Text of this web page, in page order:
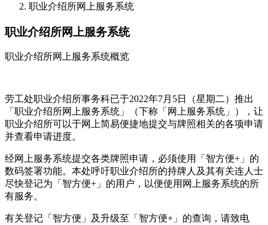
职业介绍所网上服务系统
职业介绍所网上服务系统
职业介绍所网上服务系统概览
劳工处职业介绍所事务科已于2022年7月5日（星期二）推出
「职业介绍所网上服务系统」（下称「网上服务系统」），让
职业介绍所可以于网上简易便捷地提交与牌照相关的各项申请
并查看申请进度。
经网上服务系统提交各类牌照申请，必须使用「智方便+」的
数码签署功能。本处呼吁职业介绍所的持牌人及其有关连人士
尽快登记为「智方便+」的用户，以便使用网上服务系统的所
有服务。
有关登记「智方便」及升级至「智方便+」的查询，请致电